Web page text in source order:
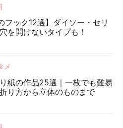
フック12選】ダイソー・セリ
を開けないタイプも！
メ
紙の作品25選｜一枚でも難易
り方から立体のものまで